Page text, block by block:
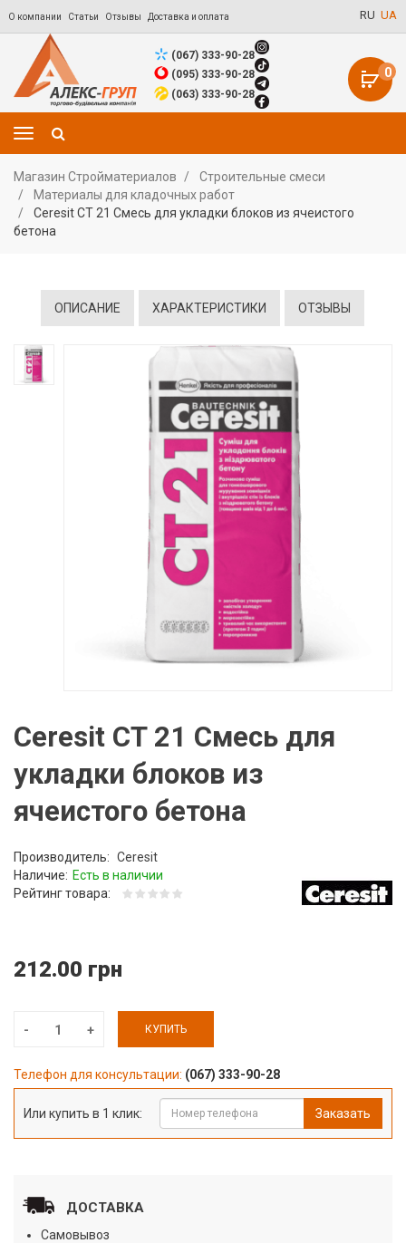
О компании Статьи Отзывы Доставка и оплата RU UA
0
(067) 333-90-28
(095) 333-90-28
(063) 333-90-28
Магазин Стройматериалов
Строительные смеси
Материалы для кладочных работ
Ceresit CT 21 Смесь для укладки блоков из ячеистого
бетона
ОПИСАНИЕ ХАРАКТЕРИСТИКИ ОТЗЫВЫ
Ceresit CT 21 Смесь для
укладки блоков из
ячеистого бетона
Производитель: Ceresit
Наличие: Есть в наличии
Рейтинг товара:
212.00 грн
КУПИТЬ
Телефон для консультации: (067) 333-90-28
Или купить в 1 клик: Заказать
ДОСТАВКА
Самовывоз